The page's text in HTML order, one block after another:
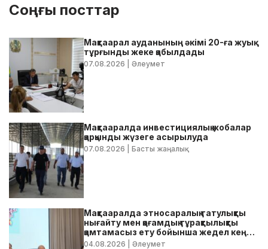
Соңғы посттар
Мақтаарал ауданының әкімі 20-ға жуық
тұрғынды жеке қабылдады
07.08.2026 | Әлеумет
Мақтааралда инвестициялық жобалар
қарқынды жүзеге асырылуда
07.08.2026 | Басты жаңалық
Мақтааралда этносаралық татулықты
нығайту мен қоғамдық тұрақтылықты
қамтамасыз ету бойынша жедел кеңес
өтті
04.08.2026 | Әлеумет